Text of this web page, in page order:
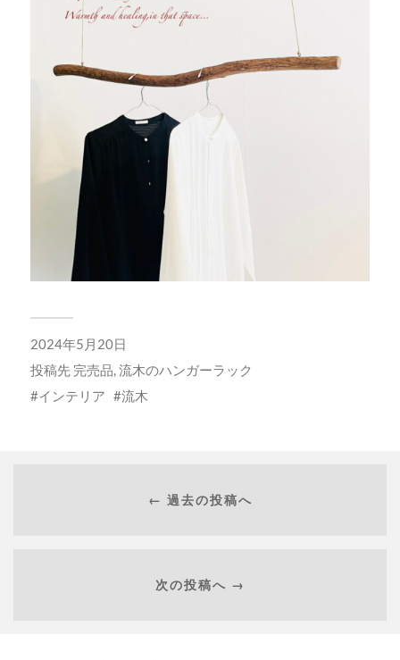
2024年5月20日
投稿先 完売品,流木のハンガーラック
インテリア
流木
← 過去の投稿へ
次の投稿へ →